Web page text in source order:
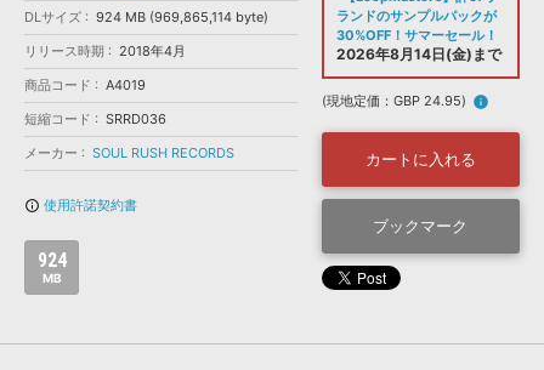
効果音 »
BGM »
FAQ »
お問い合わせ »
楽曲配信流通 サービス
無償のサウンド管理ソフト
次世代型 ボーカル・エディタ
APS
ランキング
DLサイズ
924 MB (969,865,114 byte)
リリース時期
2018年4月
商品コード
A4019
短縮コード
SRRD036
メーカー
SOUL RUSH RECORDS
info_outline 使用許諾契約書
924
MB
ランドのサンプルパックが
30%OFF！サマーセール！
2026年8月14日(金)まで
(現地定価：GBP 24.95) info
カートに入れる
ブックマーク